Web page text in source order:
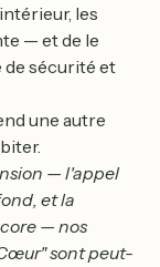
les
— et de le
de sécurité et
une autre
— l'appel
et la
— nos
sont peut-